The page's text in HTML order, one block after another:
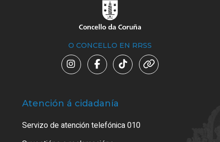
O CONCELLO EN RRSS
Atención á cidadanía
Servizo de atención telefónica 010